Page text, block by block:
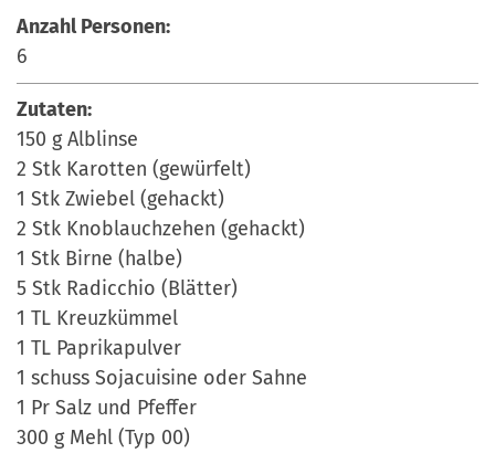
u
Anzahl Personen:
6
Zutaten:
150 g Alblinse
2 Stk Karotten (gewürfelt)
1 Stk Zwiebel (gehackt)
2 Stk Knoblauchzehen (gehackt)
1 Stk Birne (halbe)
5 Stk Radicchio (Blätter)
1 TL Kreuzkümmel
1 TL Paprikapulver
1 schuss Sojacuisine oder Sahne
1 Pr Salz und Pfeffer
300 g Mehl (Typ 00)